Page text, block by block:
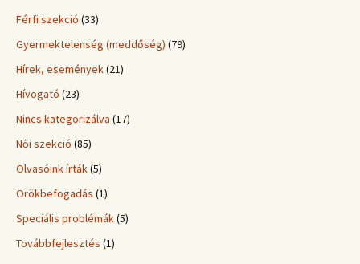
Férfi szekció (33)
Gyermektelenség (meddőség) (79)
Hírek, események(21)
Hívogató (23)
Nincs kategorizálva (17)
Női szekció (85)
Olvasóink írták(5)
Örökbefogadás (1)
Speciális problémák(5)
Továbbfejlesztés (1)